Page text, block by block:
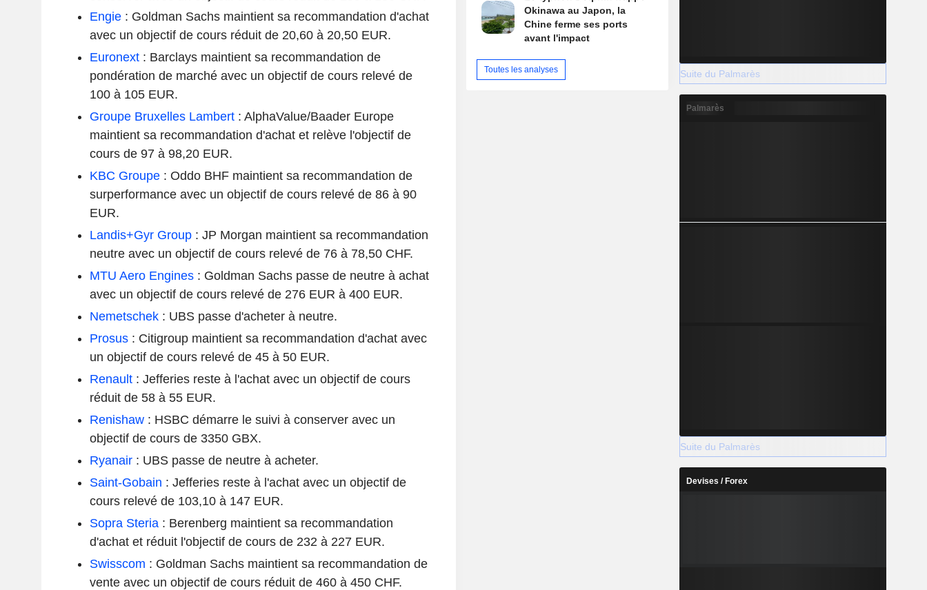
Engie: Goldman Sachs maintient sa recommandation d'achat
avec un objectif de cours réduit de 20,60 à 20,50 EUR.
Euronext: Barclays maintient sa recommandation de
pondération de marché avec un objectif de cours relevé de
100 à 105 EUR.
Groupe Bruxelles Lambert: AlphaValue/Baader Europe
maintient sa recommandation d'achat et relève l'objectif de
cours de 97 à 98,20 EUR.
KBC Groupe: Oddo BHF maintient sa recommandation de
surperformance avec un objectif de cours relevé de 86 à 90
EUR.
Landis+Gyr Group: JP Morgan maintient sa recommandation
neutre avec un objectif de cours relevé de 76 à 78,50 CHF.
MTU Aero Engines: Goldman Sachs passe de neutre à achat
avec un objectif de cours relevé de 276 EUR à 400 EUR.
Nemetschek: UBS passe d'acheter à neutre.
Prosus: Citigroup maintient sa recommandation d'achat avec
un objectif de cours relevé de 45 à 50 EUR.
Renault: Jefferies reste à l'achat avec un objectif de cours
réduit de 58 à 55 EUR.
Renishaw: HSBC démarre le suivi à conserver avec un
objectif de cours de 3350 GBX.
Ryanair: UBS passe de neutre à acheter.
Saint-Gobain : Jefferies reste à l'achat avec un objectif de
cours relevé de 103,10 à 147 EUR.
Sopra Steria: Berenberg maintient sa recommandation
d'achat et réduit l'objectif de cours de 232 à 227 EUR.
Swisscom : Goldman Sachs maintient sa recommandation de
vente avec un objectif de cours réduit de 460 à 450 CHF.
Okinawa au Japon, la
Chine ferme ses ports
avant l'impact
Toutes les analyses Suite du Palmarès
Palmarès
Suite du Palmarès
Devises / Forex